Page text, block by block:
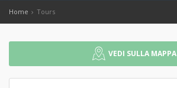
Home Tours
VEDI SULLA MAPPA